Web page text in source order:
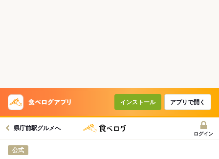
インストール アプリで開く
県庁前駅グルメへ
ログイン
公式